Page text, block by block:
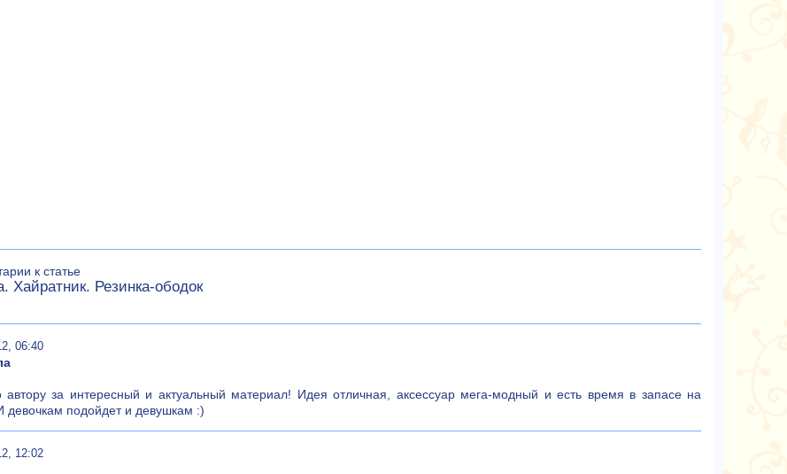
к статье
Хайратник. Резинка-ободок
06:40
автору за интересный и актуальный материал! Идея отличная, аксессуар мега-модный и есть время в запасе на
девочкам подойдет и девушкам :)
12:02